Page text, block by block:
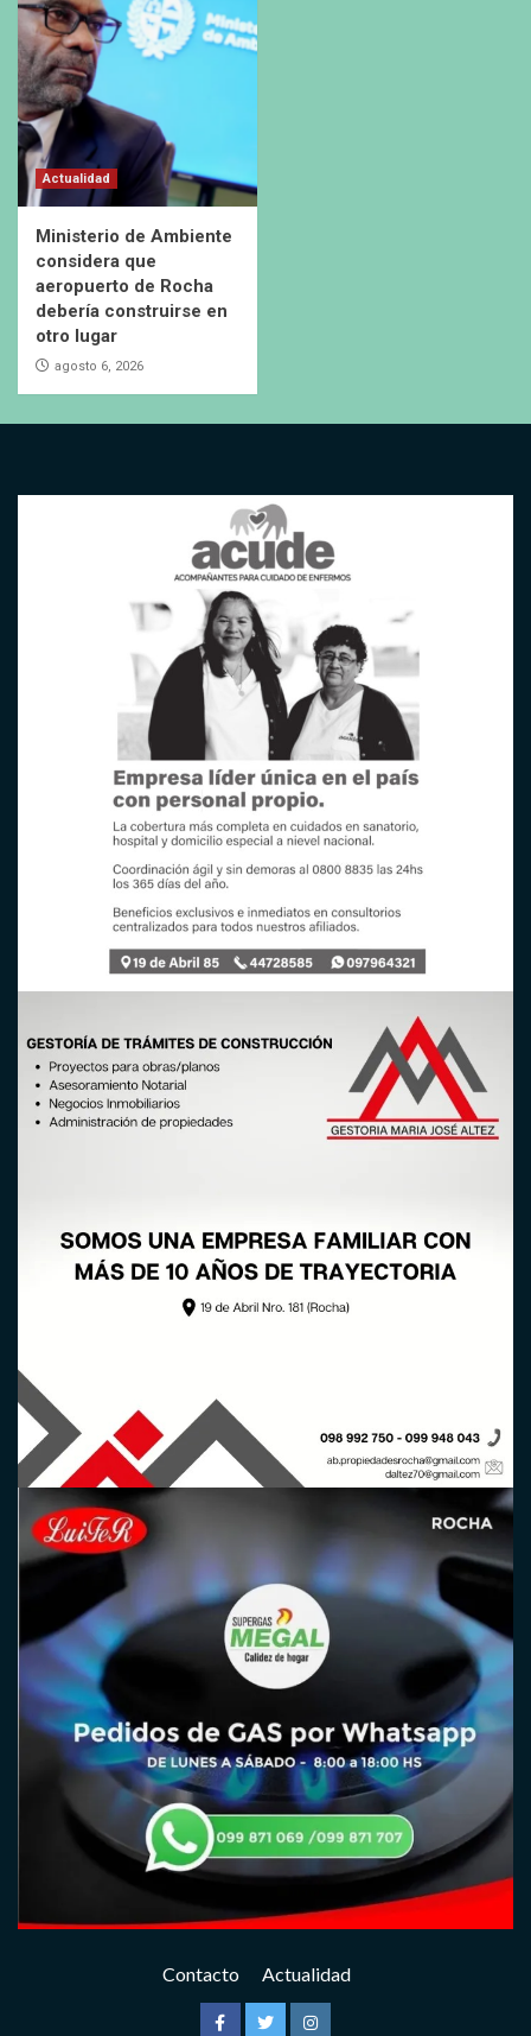
Actualidad
Ministerio de Ambiente
considera que
aeropuerto de Rocha
debería construirse en
otro lugar
agosto 6, 2026
Contacto Actualidad